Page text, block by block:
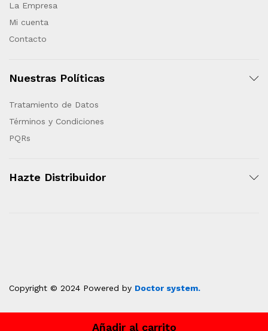
Añadir al carrito
La Empresa
Mi cuenta
Contacto
Nuestras Políticas
Tratamiento de Datos
Términos y Condiciones
PQRs
Hazte Distribuidor
Copyright © 2024 Powered by Doctor system.